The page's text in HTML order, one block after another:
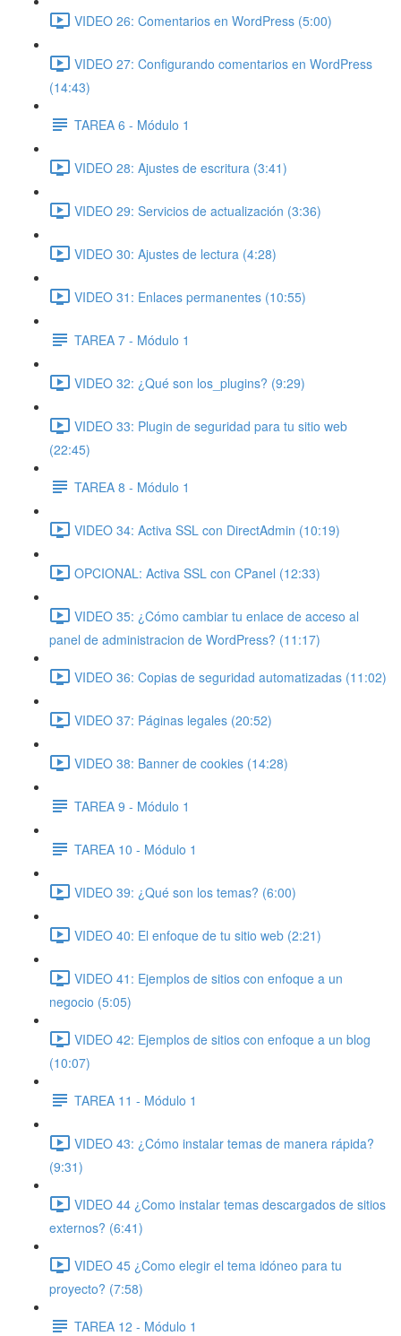
VIDEO 26: Comentarios en WordPress (5:00)
VIDEO 27: Configurando comentarios en WordPress
(14:43)
TAREA 6 - Módulo 1
VIDEO 28: Ajustes de escritura (3:41)
VIDEO 29: Servicios de actualización (3:36)
VIDEO 30: Ajustes de lectura (4:28)
VIDEO 31: Enlaces permanentes (10:55)
TAREA 7 - Módulo 1
VIDEO 32: ¿Qué son los_plugins? (9:29)
VIDEO 33: Plugin de seguridad para tu sitio web
(22:45)
TAREA 8 - Módulo 1
VIDEO 34: Activa SSL con DirectAdmin (10:19)
OPCIONAL: Activa SSL con CPanel (12:33)
VIDEO 35: ¿Cómo cambiar tu enlace de acceso al
panel de administracion de WordPress? (11:17)
VIDEO 36: Copias de seguridad automatizadas (11:02)
VIDEO 37: Páginas legales (20:52)
VIDEO 38: Banner de cookies (14:28)
TAREA 9 - Módulo 1
TAREA 10 - Módulo 1
VIDEO 39: ¿Qué son los temas? (6:00)
VIDEO 40: El enfoque de tu sitio web (2:21)
VIDEO 41: Ejemplos de sitios con enfoque a un
negocio (5:05)
VIDEO 42: Ejemplos de sitios con enfoque a un blog
(10:07)
TAREA 11 - Módulo 1
VIDEO 43: ¿Cómo instalar temas de manera rápida?
(9:31)
VIDEO 44 ¿Como instalar temas descargados de sitios
externos? (6:41)
VIDEO 45 ¿Como elegir el tema idóneo para tu
proyecto? (7:58)
TAREA 12 - Módulo 1